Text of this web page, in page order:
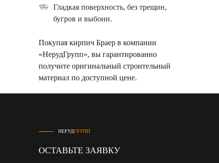
Гладкая поверхность, без трещин,
бугров и выбоин.
Покупая кирпич Браер в компании
«НерудГрупп», вы гарантированно
получите оригинальный строительный
материал по доступной цене.
НЕРУДГРУПП
ОСТАВЬТЕ ЗАЯВКУ